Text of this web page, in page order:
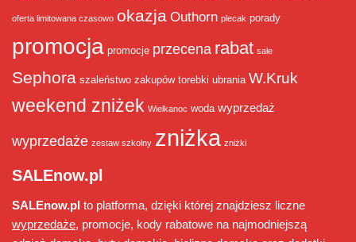
oferta limitowana czasowo okazja Outhorn plecak porady
promocja promocje przecena rabat sale
Sephora szaleństwo zakupów torebki ubrania W.Kruk
weekend zniżek Wielkanoc woda wyprzedaż
wyprzedaże zestaw szkolny zniżka zniżki
SALEnow.pl
SALEnow.pl to platforma, dzięki której znajdziesz liczne
wyprzedaże, promocje, kody rabatowe na najmodniejszą